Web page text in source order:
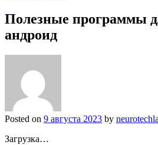
Полезные программы
андроид
Posted on 9 августа 2023 by
Загрузка…